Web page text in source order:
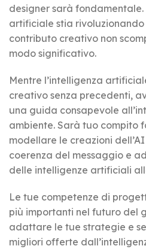
designer sarà fondamentale.
artificiale stia rivoluzionando
contributo creativo non
modo significativo.
Mentre l’intelligenza
creativo senza precedenti,
una guida consapevole
ambiente. Sarà tuo compito
modellare le creazioni
coerenza del messaggio e
delle intelligenze artificiali
Le tue competenze di
più importanti nel futuro del
adattare le tue strategie e
migliori offerte